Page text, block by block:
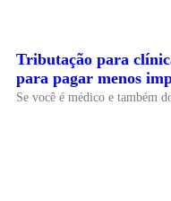
Tributação para
para pagar menos
Se você é médico e também